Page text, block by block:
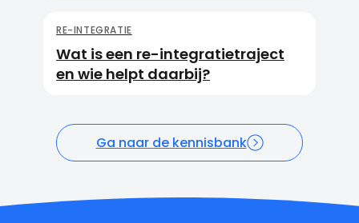
RE-INTEGRATIE
Wat is een re-integratietraject
en wie helpt daarbij?
Ga naar de kennisbank